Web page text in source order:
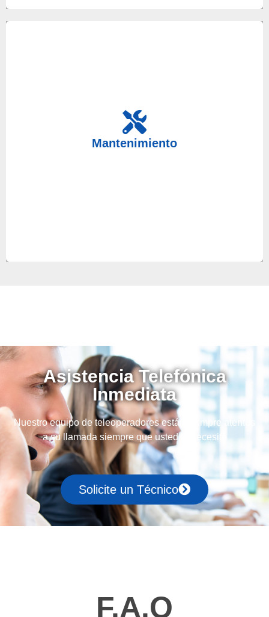
Mantenimiento
Un mantenimiento ocasional de sus equipos es
muy necesario, por eso en nuestro servicio técnico
ponemos a su disposición a nuestros mejores
Asistencia Telefónica
Inmediata
Nuestro equipo de teleoperadores están siempre atentos
a su llamada siempre que usted lo necesite
Solicite un Técnico
F.A.Q